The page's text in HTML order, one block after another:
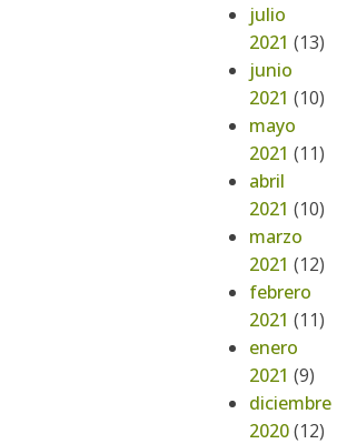
julio
2021 (13)
junio
2021 (10)
mayo
2021 (11)
abril
2021 (10)
marzo
2021 (12)
febrero
2021 (11)
enero
2021 (9)
diciembre
2020(12)